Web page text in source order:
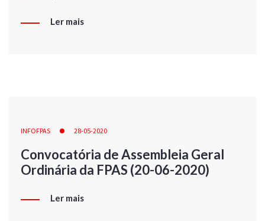
Ler mais
INFOFPAS 28-05-2020
Convocatória de Assembleia Geral
Ordinária da FPAS (20-06-2020)
Ler mais